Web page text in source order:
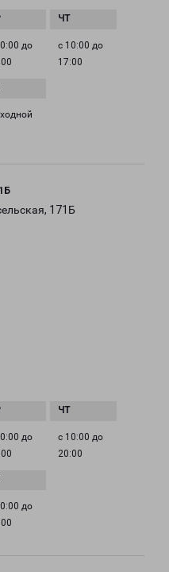
до
с 10:00 до
17:00
171Б
до
с 10:00 до
20:00
до